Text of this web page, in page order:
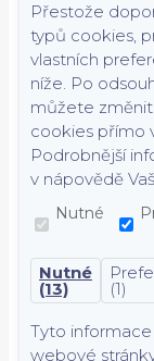
Přestože
typů cookies,
vlastních
níže. Po
můžete
cookies přímo
Podrobnější
v nápovědě
Nutné
Nutné
(13) (1)
Tyto
webové